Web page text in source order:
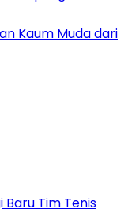
Kaum Muda dari
Baru Tim Tenis